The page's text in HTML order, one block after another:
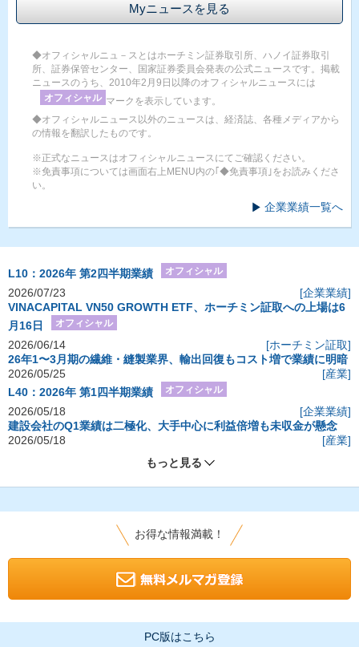
Myニュースを見る
◆オフィシャルニュ－スとはホーチミン証券取引所、ハノイ証券取引
所、証券保管センター、国家証券委員会発表の公式ニュースです。掲載
ニュースのうち、2010年2月9日以降のオフィシャルニュースには
オフィシャル マークを表示しています。
◆オフィシャルニュース以外のニュースは、経済誌、各種メディアから
の情報を翻訳したものです。
※正式なニュースはオフィシャルニュースにてご確認ください。
※免責事項については画面右上MENU内の｢◆免責事項｣をお読みくださ
い。
企業業績一覧へ
L10：2026年 第2四半期業績 オフィシャル
2026/07/23
[企業業績]
VINACAPITAL VN50 GROWTH ETF、ホーチミン証取への上場は6
月16日
オフィシャル
2026/06/14
[ホーチミン証取]
26年1〜3月期の繊維・縫製業界、輸出回復もコスト増で業績に明暗
2026/05/25
[産業]
L40：2026年 第1四半期業績
オフィシャル
2026/05/18
[企業業績]
建設会社のQ1業績は二極化、大手中心に利益倍増も未収金が懸念
2026/05/18
[産業]
もっと見る
お得な情報満載！
PC版はこちら